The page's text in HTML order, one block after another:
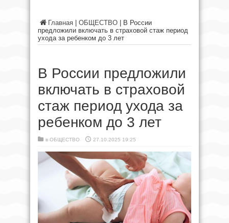
Главная ОБЩЕСТВО
В России
предложили включать в страховой стаж период
ухода за ребенком до 3 лет
В России предложили
включать в страховой
стаж период ухода за
ребенком до 3 лет
в ОБЩЕСТВО 27.10.2025 19:25